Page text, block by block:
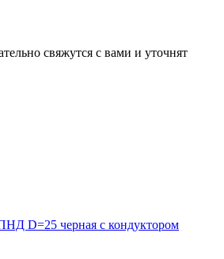
свяжутся с вами и уточнят
D=25 черная с кондуктором